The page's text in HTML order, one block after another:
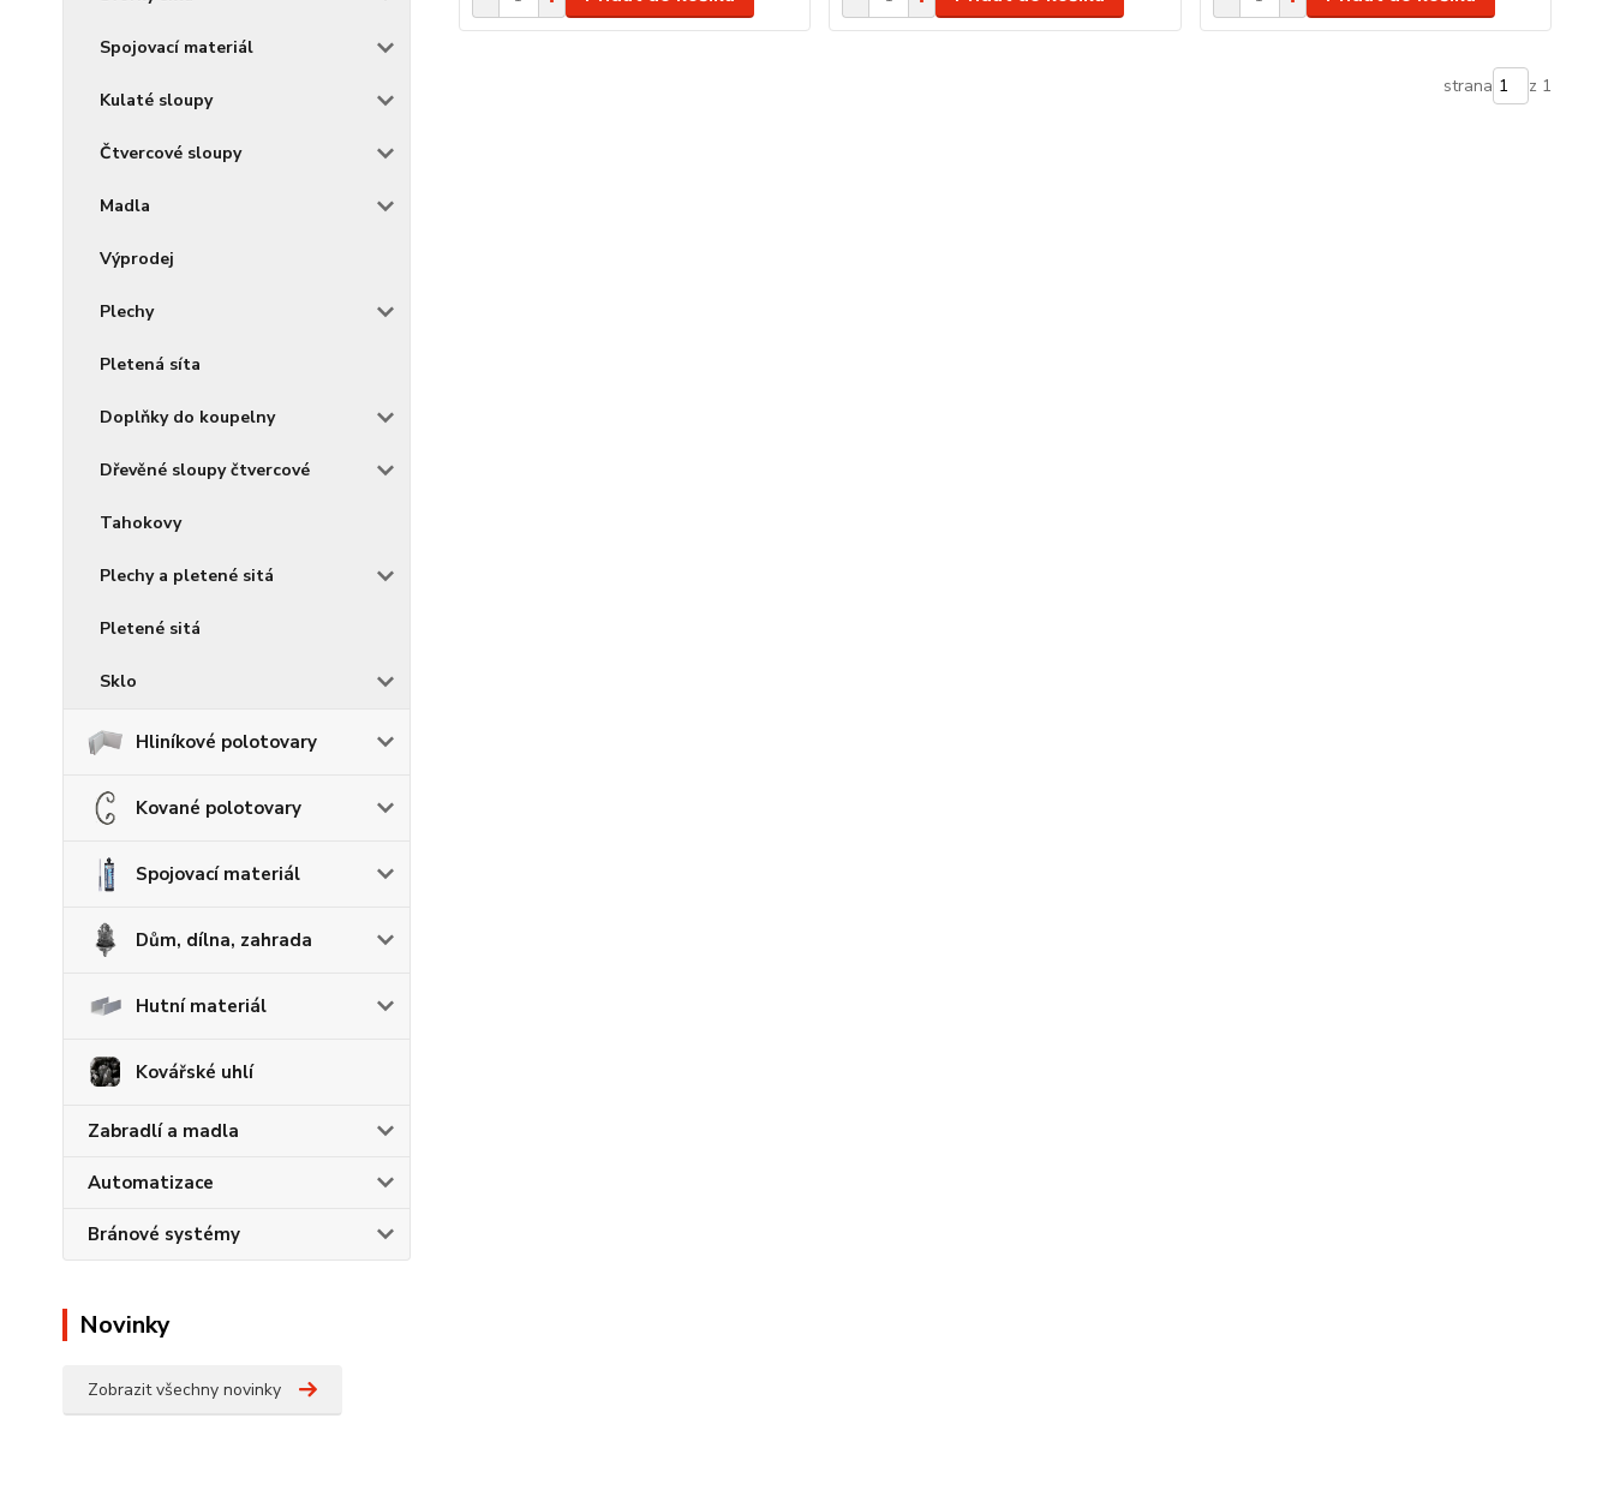
Spojovací materiál
Kulaté sloupy
Čtvercové sloupy
Madla
Výprodej
Plechy
Pletená síta
Doplňky do koupelny
Dřevěné sloupy čtvercové
Tahokovy
Plechy a pletené sitá
Pletené sitá
Sklo
Hliníkové polotovary
Kované polotovary
Spojovací materiál
Dům, dílna, zahrada
Hutní materiál
Kovářské uhlí
Zabradlí a madla
Automatizace
Bránové systémy
Novinky
Zobrazit všechny novinky
strana z 1